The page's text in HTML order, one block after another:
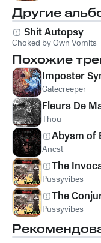
Другие
Shit Autopsy
Choked by Own Vomits
Похожие
Imposter
Gatecreeper
Fleurs De
Thou
Abysm of
Ancst
The
Pussyvibes
The
Pussyvibes